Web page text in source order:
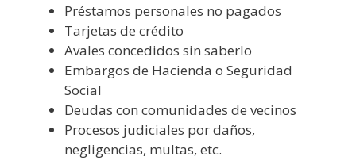
Préstamos personales no pagados
Tarjetas de crédito
Avales concedidos sin saberlo
Embargos de Hacienda o Seguridad
Social
Deudas con comunidades de vecinos
Procesos judiciales por daños,
negligencias, multas, etc.